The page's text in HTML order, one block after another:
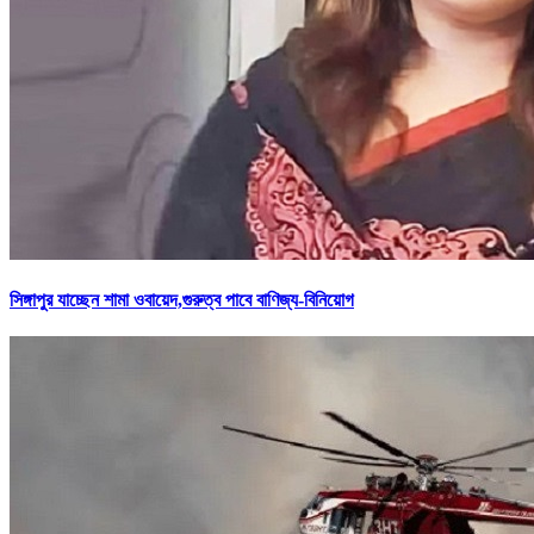
সিঙ্গাপুর যাচ্ছেন শামা ওবায়েদ,গুরুত্ব পাবে বাণিজ্য-বিনিয়োগ